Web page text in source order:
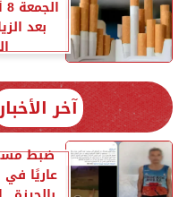
بعد
آخر
ضبط
عاريًا